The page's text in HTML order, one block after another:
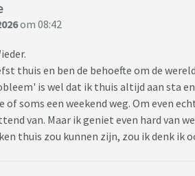
om 08:42
thuis en ben de behoefte om de
is wel dat ik thuis altijd aan sta
of soms een weekend weg. Om even
van. Maar ik geniet even hard van
thuis zou kunnen zijn, zou ik denk ik